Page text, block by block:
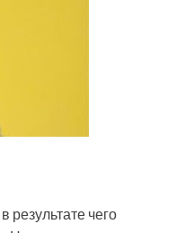
результате чего